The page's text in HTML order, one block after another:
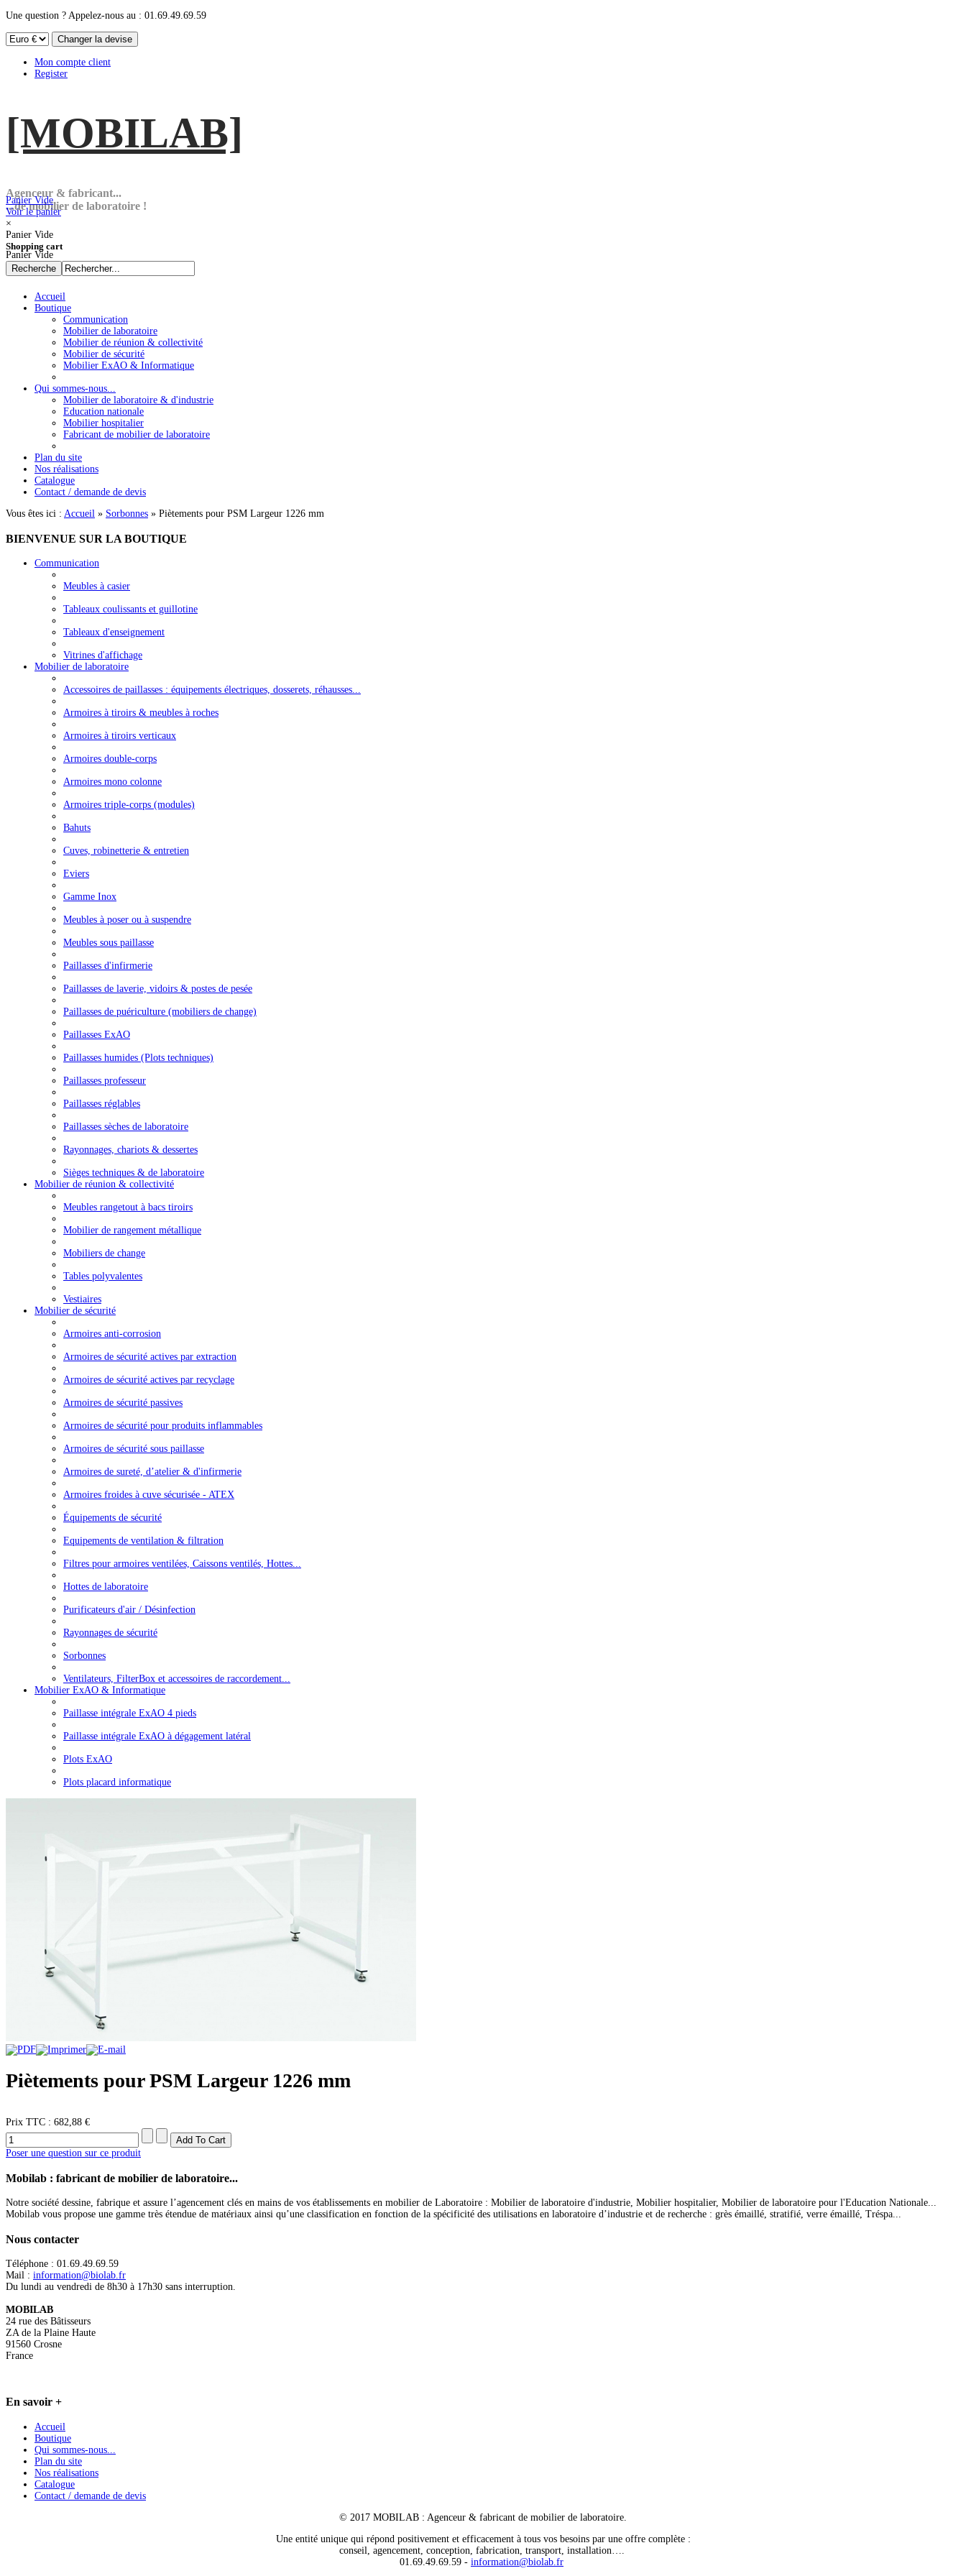
Une question ? Appelez-nous au : 01.69.49.69.59
Mon compte client
Register
[MOBILAB]
Agenceur & fabricant...
...de mobilier de laboratoire !
Panier Vide
Voir le panier
×
Panier Vide
Shopping cart
Panier Vide
Accueil
Boutique
Communication
Mobilier de laboratoire
Mobilier de réunion & collectivité
Mobilier de sécurité
Mobilier ExAO & Informatique
Qui sommes-nous...
Mobilier de laboratoire & d'industrie
Education nationale
Mobilier hospitalier
Fabricant de mobilier de laboratoire
Plan du site
Nos réalisations
Catalogue
Contact / demande de devis
Vous êtes ici : Accueil » Sorbonnes » Piètements pour PSM Largeur 1226 mm
BIENVENUE SUR LA BOUTIQUE
Communication
Meubles à casier
Tableaux coulissants et guillotine
Tableaux d'enseignement
Vitrines d'affichage
Mobilier de laboratoire
Accessoires de paillasses : équipements électriques, dosserets, réhausses...
Armoires à tiroirs & meubles à roches
Armoires à tiroirs verticaux
Armoires double-corps
Armoires mono colonne
Armoires triple-corps (modules)
Bahuts
Cuves, robinetterie & entretien
Eviers
Gamme Inox
Meubles à poser ou à suspendre
Meubles sous paillasse
Paillasses d'infirmerie
Paillasses de laverie, vidoirs & postes de pesée
Paillasses de puériculture (mobiliers de change)
Paillasses ExAO
Paillasses humides (Plots techniques)
Paillasses professeur
Paillasses réglables
Paillasses sèches de laboratoire
Rayonnages, chariots & dessertes
Sièges techniques & de laboratoire
Mobilier de réunion & collectivité
Meubles rangetout à bacs tiroirs
Mobilier de rangement métallique
Mobiliers de change
Tables polyvalentes
Vestiaires
Mobilier de sécurité
Armoires anti-corrosion
Armoires de sécurité actives par extraction
Armoires de sécurité actives par recyclage
Armoires de sécurité passives
Armoires de sécurité pour produits inflammables
Armoires de sécurité sous paillasse
Armoires de sureté, d’atelier & d'infirmerie
Armoires froides à cuve sécurisée - ATEX
Équipements de sécurité
Equipements de ventilation & filtration
Filtres pour armoires ventilées, Caissons ventilés, Hottes...
Hottes de laboratoire
Purificateurs d'air / Désinfection
Rayonnages de sécurité
Sorbonnes
Ventilateurs, FilterBox et accessoires de raccordement...
Mobilier ExAO & Informatique
Paillasse intégrale ExAO 4 pieds
Paillasse intégrale ExAO à dégagement latéral
Plots ExAO
Plots placard informatique
Piètements pour PSM Largeur 1226 mm
Prix ​​TTC : 682,88 €
Poser une question sur ce produit
Mobilab : fabricant de mobilier de laboratoire...
Notre société dessine, fabrique et assure l’agencement clés en mains de vos établissements en mobilier de Laboratoire : Mobilier de laboratoire d'industrie, Mobilier hospitalier, Mobilier de laboratoire pour l'Education Nationale...
Mobilab vous propose une gamme très étendue de matériaux ainsi qu’une classification en fonction de la spécificité des utilisations en laboratoire d’industrie et de recherche : grès émaillé, stratifié, verre émaillé, Tréspa...
Nous contacter
Téléphone : 01.69.49.69.59
Mail : information@biolab.fr
Du lundi au vendredi de 8h30 à 17h30 sans interruption.
MOBILAB
24 rue des Bâtisseurs
ZA de la Plaine Haute
91560 Crosne
France
En savoir +
Accueil
Boutique
Qui sommes-nous...
Plan du site
Nos réalisations
Catalogue
Contact / demande de devis
© 2017 MOBILAB : Agenceur & fabricant de mobilier de laboratoire.
Une entité unique qui répond positivement et efficacement à tous vos besoins par une offre complète :
conseil, agencement, conception, fabrication, transport, installation….
01.69.49.69.59 - information@biolab.fr